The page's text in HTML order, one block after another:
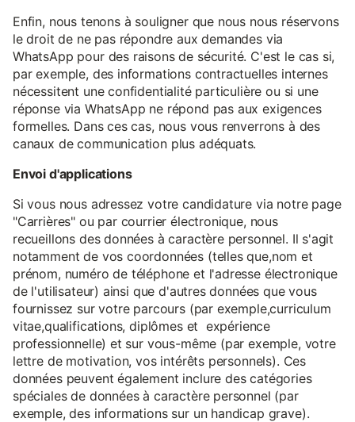
Enfin, nous tenons à souligner que nous nous réservons
le droit de ne pas répondre aux demandes via
WhatsApp pour des raisons de sécurité. C'est le cas si,
par exemple, des informations contractuelles internes
nécessitent une confidentialité particulière ou si une
réponse via WhatsApp ne répond pas aux exigences
formelles. Dans ces cas, nous vous renverrons à des
canaux de communication plus adéquats.
Envoi d'applications
Si vous nous adressez votre candidature via notre page
"Carrières" ou par courrier électronique, nous
recueillons des données à caractère personnel. Il s'agit
notamment de vos coordonnées (telles que,nom et
prénom, numéro de téléphone et l'adresse électronique
de l'utilisateur) ainsi que d'autres données que vous
fournissez sur votre parcours (par exemple,curriculum
vitae,qualifications, diplômes et expérience
professionnelle) et sur vous-même (par exemple, votre
lettre de motivation, vos intérêts personnels). Ces
données peuvent également inclure des catégories
spéciales de données à caractère personnel (par
exemple, des informations sur un handicap grave).